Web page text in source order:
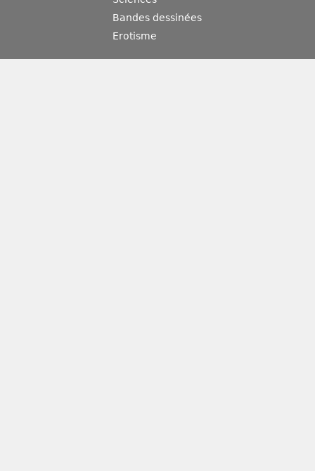
Bandes dessinées
Erotisme